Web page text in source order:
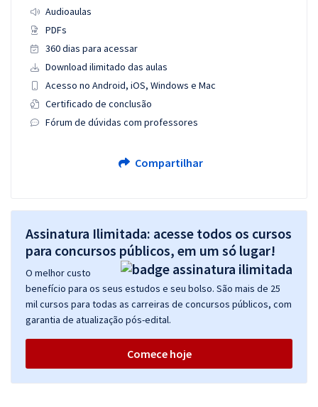
Audioaulas
PDFs
360 dias para acessar
Download ilimitado das aulas
Acesso no Android, iOS, Windows e Mac
Certificado de conclusão
Fórum de dúvidas com professores
Compartilhar
Assinatura Ilimitada: acesse todos os cursos
para concursos públicos, em um só lugar!
O melhor custo
benefício para os seus estudos e seu bolso. São mais de 25
mil cursos para todas as carreiras de concursos públicos, com
garantia de atualização pós-edital.
Comece hoje